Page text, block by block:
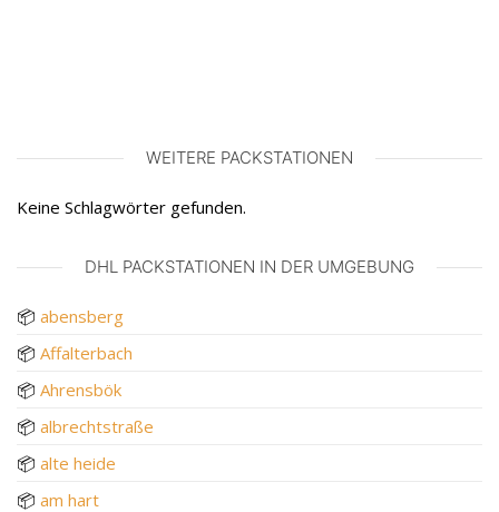
WEITERE PACKSTATIONEN
Keine Schlagwörter gefunden.
DHL PACKSTATIONEN IN DER UMGEBUNG
📦 abensberg
📦 Affalterbach
📦 Ahrensbök
📦 albrechtstraße
📦 alte heide
📦 am hart